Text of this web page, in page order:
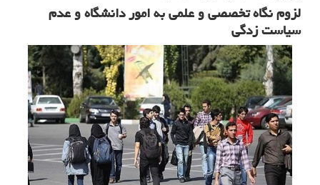
لزوم نگاه تخصصی و علمی به امور دانشگاه و عدم
سیاست زدگی